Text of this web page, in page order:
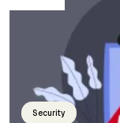
Security